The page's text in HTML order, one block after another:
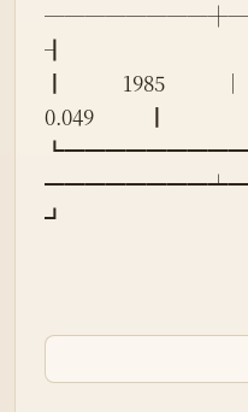
┨
┃            1985            │
0.049           ┃
┛